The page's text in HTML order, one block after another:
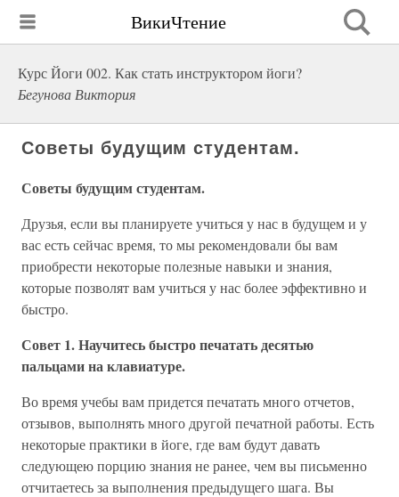
ВикиЧтение
Курс Йоги 002. Как стать инструктором йоги?
Бегунова Виктория
Советы будущим студентам.
Советы будущим студентам.
Друзья, если вы планируете учиться у нас в будущем и у
вас есть сейчас время, то мы рекомендовали бы вам
приобрести некоторые полезные навыки и знания,
которые позволят вам учиться у нас более эффективно и
быстро.
Совет 1. Научитесь быстро печатать десятью
пальцами на клавиатуре.
Во время учебы вам придется печатать много отчетов,
отзывов, выполнять много другой печатной работы. Есть
некоторые практики в йоге, где вам будут давать
следующею порцию знания не ранее, чем вы письменно
отчитаетесь за выполнения предыдущего шага. Вы